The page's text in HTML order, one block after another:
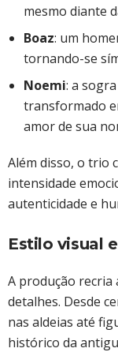
mesmo diante
Boaz: um
tornando-se
Noemi: a
transformado
amor de sua
Além disso, o trio
intensidade
autenticidade e
Estilo visual
A produção recria
detalhes. Desde
nas aldeias até
histórico da